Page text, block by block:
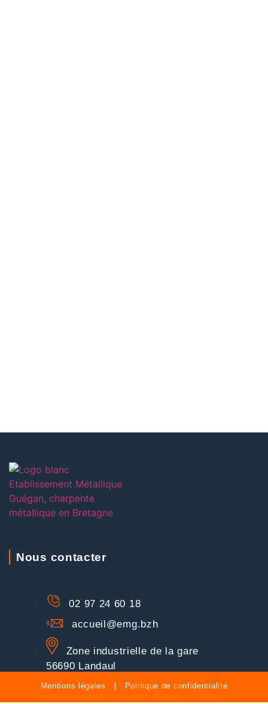
Nous contacter
02 97 24 60 18
accueil@emg.bzh
Zone industrielle de la gare
56690 Landaul
Mentions légales Politique de confidentialité